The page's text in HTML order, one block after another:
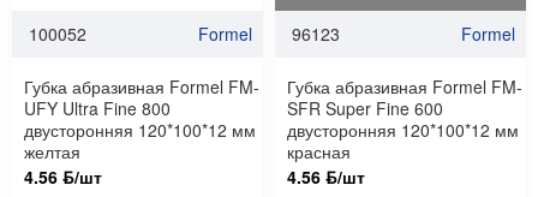
100052 Formel
Губка абразивная Formel FM-
UFY Ultra Fine 800
двусторонняя 120*100*12 мм
желтая
4.56 ƃ/шт
96123 Formel
Губка абразивная Formel FM-
SFR Super Fine 600
двусторонняя 120*100*12 мм
красная
4.56 ƃ/шт